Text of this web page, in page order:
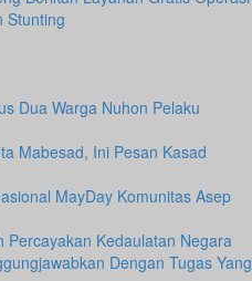
Stunting
Dua Warga Nuhon Pelaku
Mabesad, Ini Pesan Kasad
MayDay Komunitas Asep
Percayakan Kedaulatan Negara
Dengan Tugas Yang